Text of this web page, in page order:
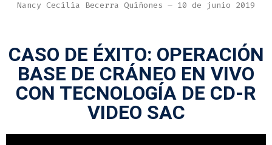
Nancy Cecilia Becerra Quiñones – 10 de junio 2019
CASO DE ÉXITO: OPERACIÓN
BASE DE CRÁNEO EN VIVO
CON TECNOLOGÍA DE CD-R
VIDEO SAC